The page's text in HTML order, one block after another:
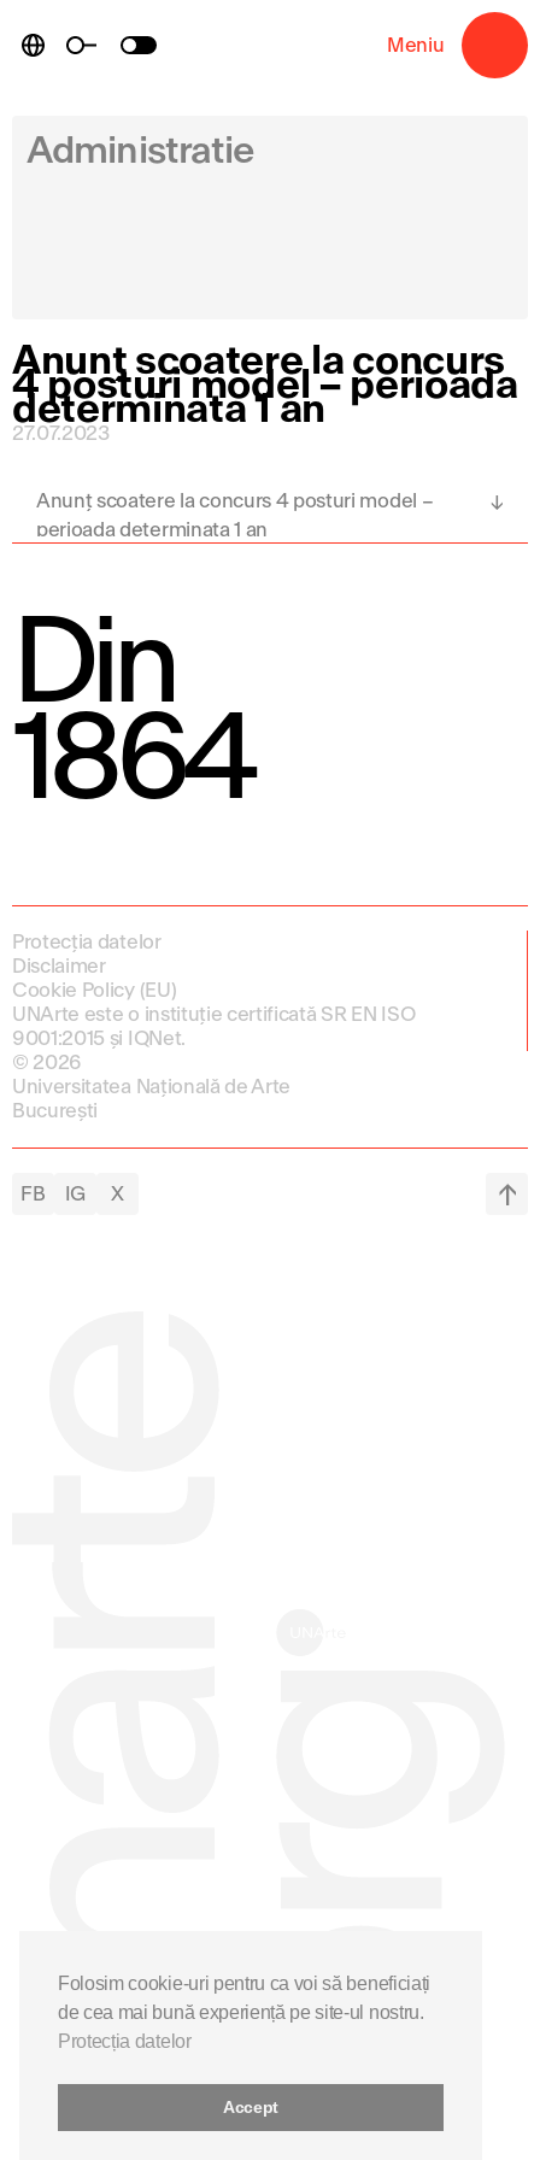
content
Meniu
Administratie
Anunț scoatere la concurs
4 posturi model – perioada
determinata 1 an
27.07.2023
Anunț scoatere la concurs 4 posturi model –
perioada determinata 1 an
Din
1864
Protecția datelor
Disclaimer
Cookie Policy (EU)
UNArte este o instituție certificată SR EN ISO
9001:2015 și IQNet.
© 2026
Universitatea Națională de Arte
București
FB IG X
Folosim cookie-uri pentru ca voi să beneficiați
de cea mai bună experiență pe site-ul nostru.
Protecția datelor
Accept